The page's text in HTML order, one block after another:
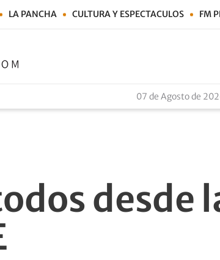
LA PANCHA CULTURA Y ESPECTACULOS FM
07 de Agosto de
desde